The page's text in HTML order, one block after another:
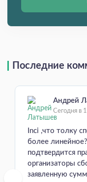
Последние
Андрей
Сегодня в
Inci ,что толку
более
подтвердится
организаторы
заявленную